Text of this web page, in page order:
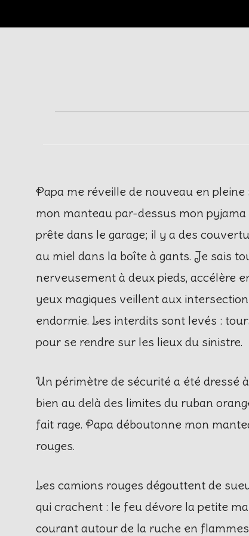
Papa me réveille de nouveau en
mon manteau par-dessus mon
prête dans le garage; il y a des
au miel dans la boîte à gants. Je sais
nerveusement à deux pieds, accélère
yeux magiques veillent aux
endormie. Les interdits sont levés :
pour se rendre sur les lieux du sinistre.
Un périmètre de sécurité a été dressé
bien au delà des limites du ruban
fait rage. Papa déboutonne mon
rouges.
Les camions rouges dégouttent de
qui crachent : le feu dévore la petite
courant autour de la ruche en